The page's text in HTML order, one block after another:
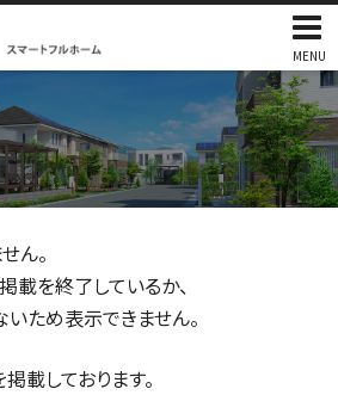
MENU
ん。
載を終了しているか、
ため表示できません。
載しております。